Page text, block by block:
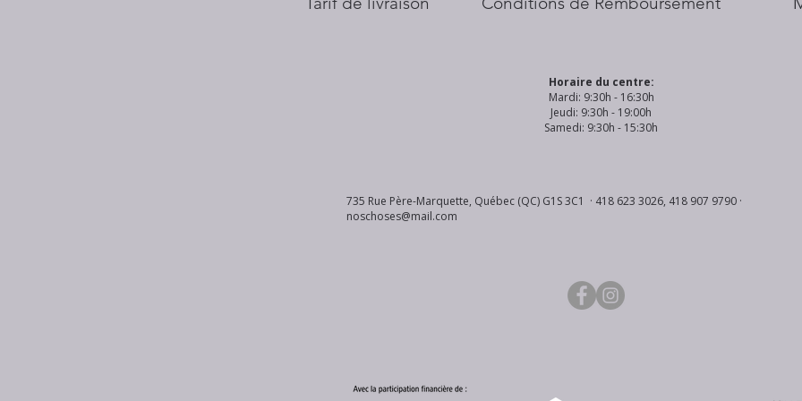
Horaire du centre:
Mardi: 9:30h - 16:30h
Jeudi: 9:30h - 19:00h
Samedi: 9:30h - 15:30h
735 Rue Père-Marquette, Québec (QC) G1S 3C1 · 418 623 3026, 418 907 9790 ·
noschoses@mail.com